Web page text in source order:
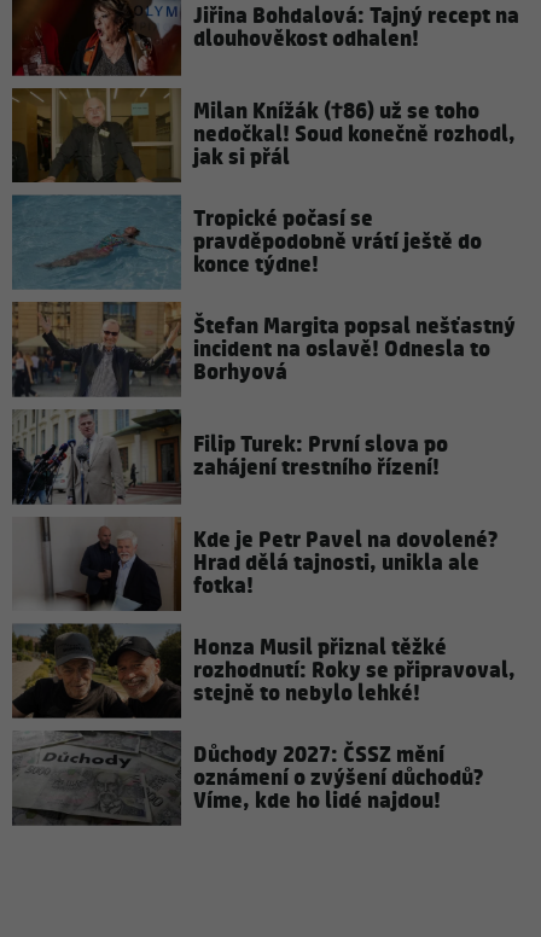
Jiřina Bohdalová: Tajný recept na
dlouhověkost odhalen!
Milan Knížák (†86) už se toho
nedočkal! Soud konečně rozhodl,
jak si přál
Tropické počasí se
pravděpodobně vrátí ještě do
konce týdne!
Štefan Margita popsal nešťastný
incident na oslavě! Odnesla to
Borhyová
Filip Turek: První slova po
zahájení trestního řízení!
Kde je Petr Pavel na dovolené?
Hrad dělá tajnosti, unikla ale
fotka!
Honza Musil přiznal těžké
rozhodnutí: Roky se připravoval,
stejně to nebylo lehké!
Důchody 2027: ČSSZ mění
oznámení o zvýšení důchodů?
Víme, kde ho lidé najdou!